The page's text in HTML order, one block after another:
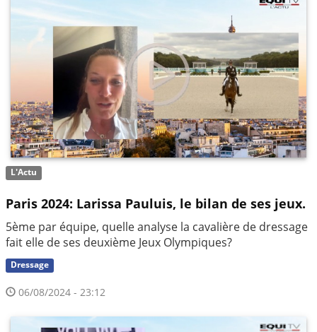
L'Actu
Paris 2024: Larissa Pauluis, le bilan de ses jeux.
5ème par équipe, quelle analyse la cavalière de dressage
fait elle de ses deuxième Jeux Olympiques?
Dressage
06/08/2024 - 23:12